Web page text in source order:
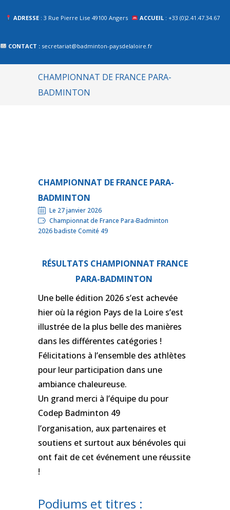
ADRESSE : 3 Rue Pierre Lise 49100 Angers ACCUEIL : +33 (0)2.41.47.34.67
CONTACT : secretariat@badminton-paysdelaloire.fr
CHAMPIONNAT DE FRANCE PARA-
BADMINTON
CHAMPIONNAT DE FRANCE PARA-
BADMINTON
Le 27 janvier 2026
Championnat de France Para-Badminton
2026 badiste Comité 49
RÉSULTATS CHAMPIONNAT FRANCE
PARA-BADMINTON
Une belle édition 2026 s’est achevée
hier où la région Pays de la Loire s’est
illustrée de la plus belle des manières
dans les différentes catégories !
Félicitations à l’ensemble des athlètes
pour leur participation dans une
ambiance chaleureuse.
Un grand merci à l’équipe du
Codep Badminton 49
pour
l’organisation, aux partenaires et
soutiens et surtout aux bénévoles qui
ont fait de cet événement une réussite
!
Podiums et titres :